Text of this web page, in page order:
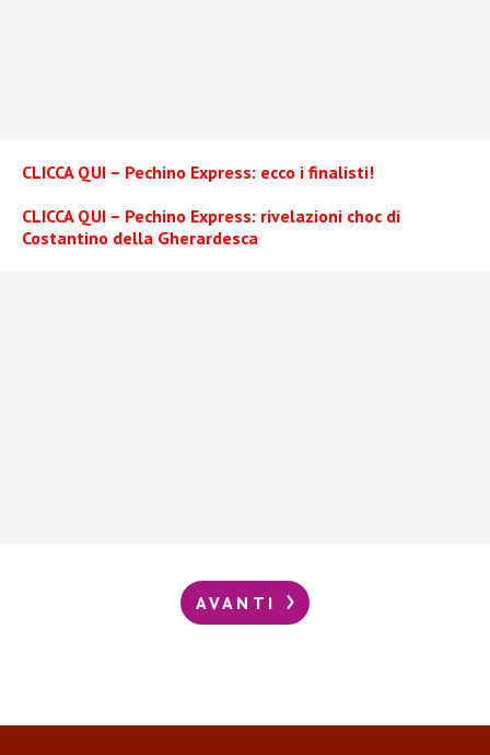
CLICCA QUI – Pechino Express: ecco i finalisti!
CLICCA QUI – Pechino Express: rivelazioni choc di
Costantino della Gherardesca
AVANTI